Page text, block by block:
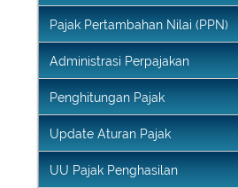
Pajak Penghasilan (PPh)
Pajak Pertambahan Nilai (PPN)
Administrasi Perpajakan
Penghitungan Pajak
Update Aturan Pajak